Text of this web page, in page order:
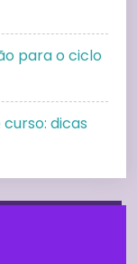
para o ciclo
dicas